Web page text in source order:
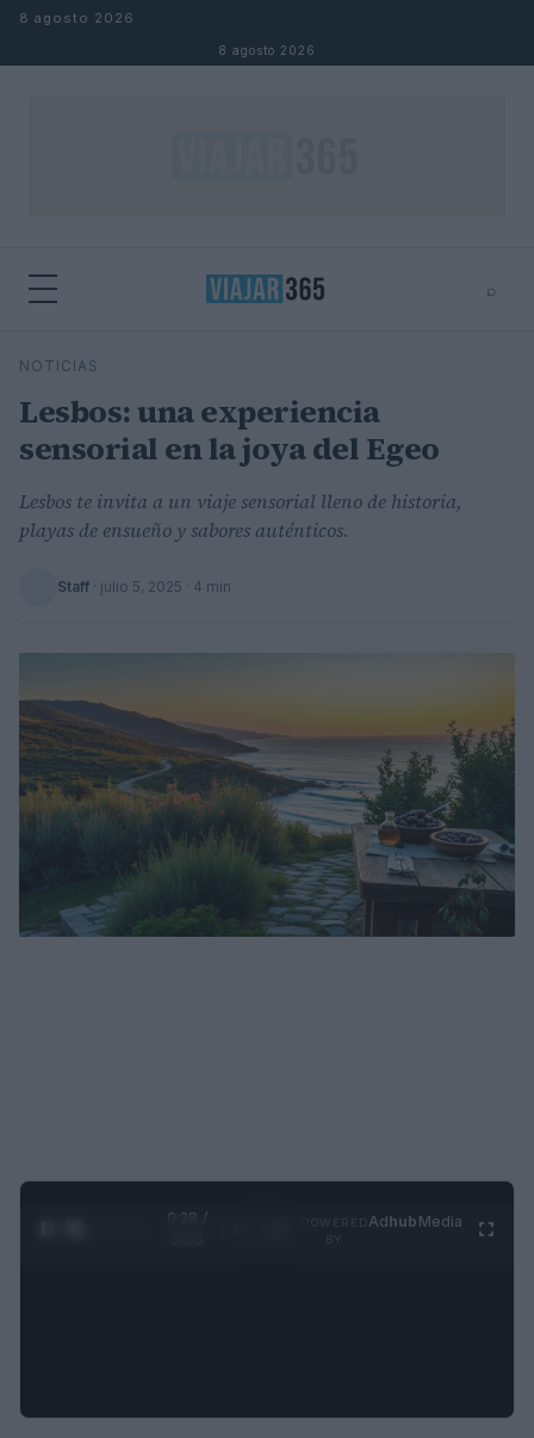
Saltar al contenido
8 agosto 2026
8 agosto 2026
⌕
Buscar
NOTICIAS
Lesbos: una experiencia
sensorial en la joya del Egeo
Lesbos te invita a un viaje sensorial lleno de historia,
playas de ensueño y sabores auténticos.
Staff · julio 5, 2025 · 4 min
0:29 /
Adhub Media